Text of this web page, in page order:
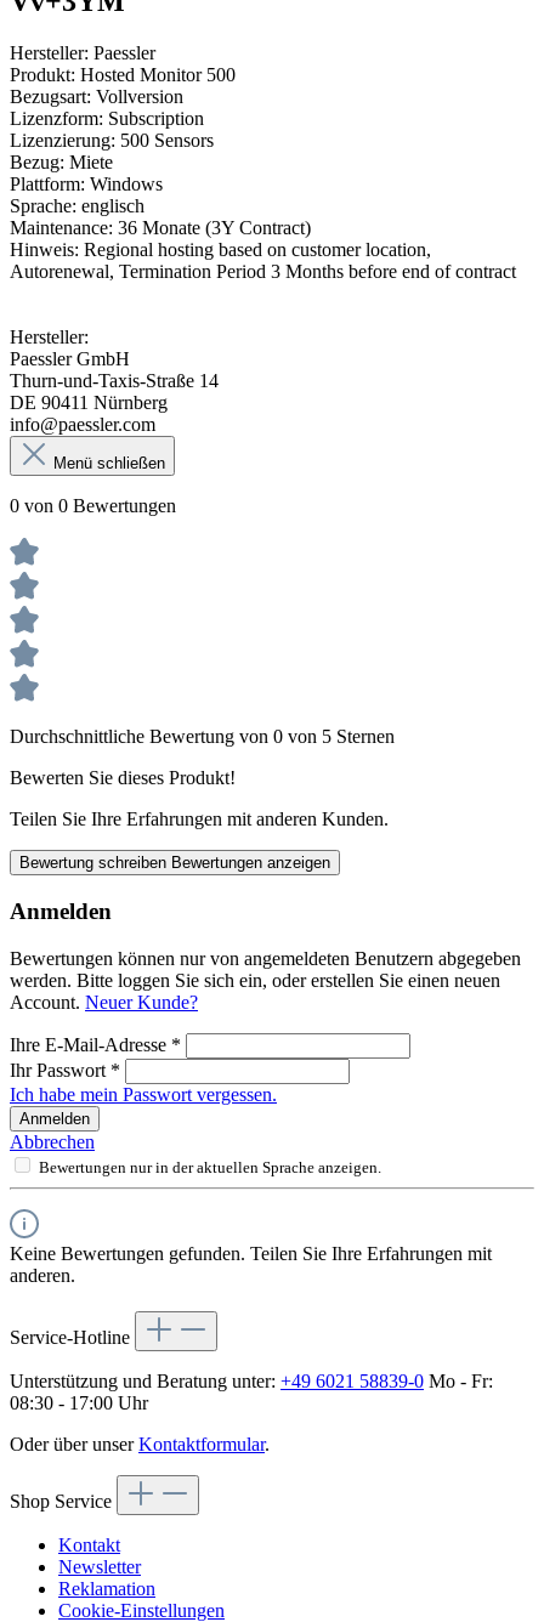
Hersteller: Paessler
Produkt: Hosted Monitor 500
Bezugsart: Vollversion
Lizenzform: Subscription
Lizenzierung: 500 Sensors
Bezug: Miete
Plattform: Windows
Sprache: englisch
Maintenance: 36 Monate (3Y Contract)
Hinweis: Regional hosting based on customer location,
Autorenewal, Termination Period 3 Months before end of contract
Hersteller:
Paessler GmbH
Thurn-und-Taxis-Straße 14
DE 90411 Nürnberg
info@paessler.com
Menü schließen
0 von 0 Bewertungen
Durchschnittliche Bewertung von 0 von 5 Sternen
Bewerten Sie dieses Produkt!
Teilen Sie Ihre Erfahrungen mit anderen Kunden.
Bewertung schreiben Bewertungen anzeigen
Anmelden
Bewertungen können nur von angemeldeten Benutzern abgegeben
werden. Bitte loggen Sie sich ein, oder erstellen Sie einen neuen
Account. Neuer Kunde?
Ihre E-Mail-Adresse *
Ihr Passwort *
Ich habe mein Passwort vergessen.
Anmelden
Abbrechen
Bewertungen nur in der aktuellen Sprache anzeigen.
Keine Bewertungen gefunden. Teilen Sie Ihre Erfahrungen mit
anderen.
Service-Hotline
Unterstützung und Beratung unter: +49 6021 58839-0 Mo - Fr:
08:30 - 17:00 Uhr
Oder über unserKontaktformular.
Shop Service
Kontakt
Newsletter
Reklamation
Cookie-Einstellungen